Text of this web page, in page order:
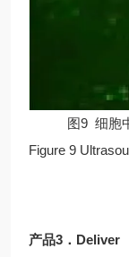
图9 细胞
Figure 9
产品3．Deliver